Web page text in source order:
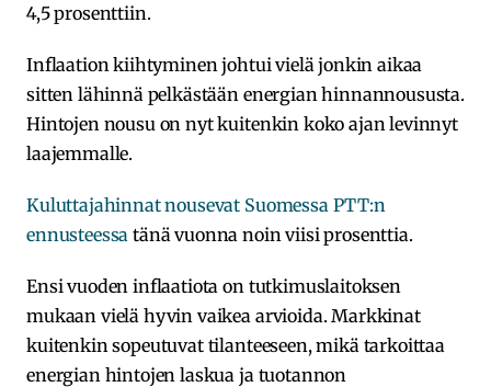
4,5 prosenttiin.
Inflaation kiihtyminen johtui vielä jonkin aikaa
sitten lähinnä pelkästään energian hinnannoususta.
Hintojen nousu on nyt kuitenkin koko ajan levinnyt
laajemmalle.
Kuluttajahinnat nousevat Suomessa PTT:n
ennusteessa tänä vuonna noin viisi prosenttia.
Ensi vuoden inflaatiota on tutkimuslaitoksen
mukaan vielä hyvin vaikea arvioida. Markkinat
kuitenkin sopeutuvat tilanteeseen, mikä tarkoittaa
energian hintojen laskua ja tuotannon